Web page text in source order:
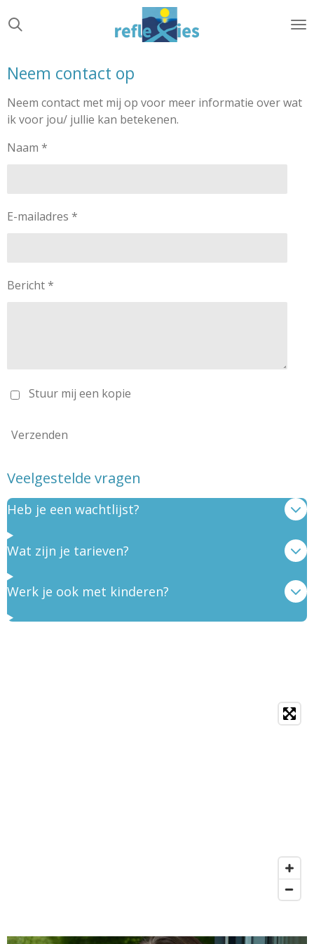
direct
de
hoofdinhoud
Neem contact op
Neem contact met mij op voor meer informatie over wat
ik voor jou/ jullie kan betekenen.
Naam *
E-mailadres *
Bericht *
Stuur mij een kopie
Verzenden
Veelgestelde vragen
Heb je een wachtlijst?
Wat zijn je tarieven?
Werk je ook met kinderen?